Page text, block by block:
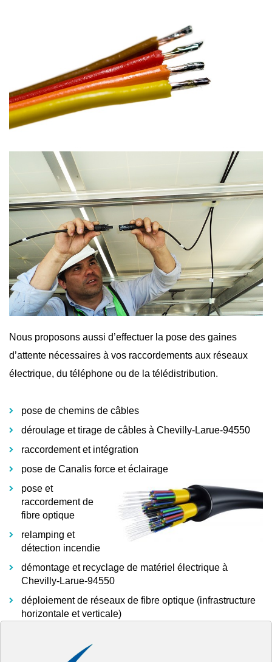
Nous proposons aussi d’effectuer la pose des gaines
d’attente nécessaires à vos raccordements aux réseaux
électrique, du téléphone ou de la télédistribution.
pose de chemins de câbles
déroulage et tirage de câbles à Chevilly-Larue-94550
raccordement et intégration
pose de Canalis force et éclairage
pose et
raccordement de
fibre optique
relamping et
détection incendie
démontage et recyclage de matériel électrique à
Chevilly-Larue-94550
déploiement de réseaux de fibre optique (infrastructure
horizontale et verticale)